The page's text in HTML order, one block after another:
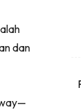
dan